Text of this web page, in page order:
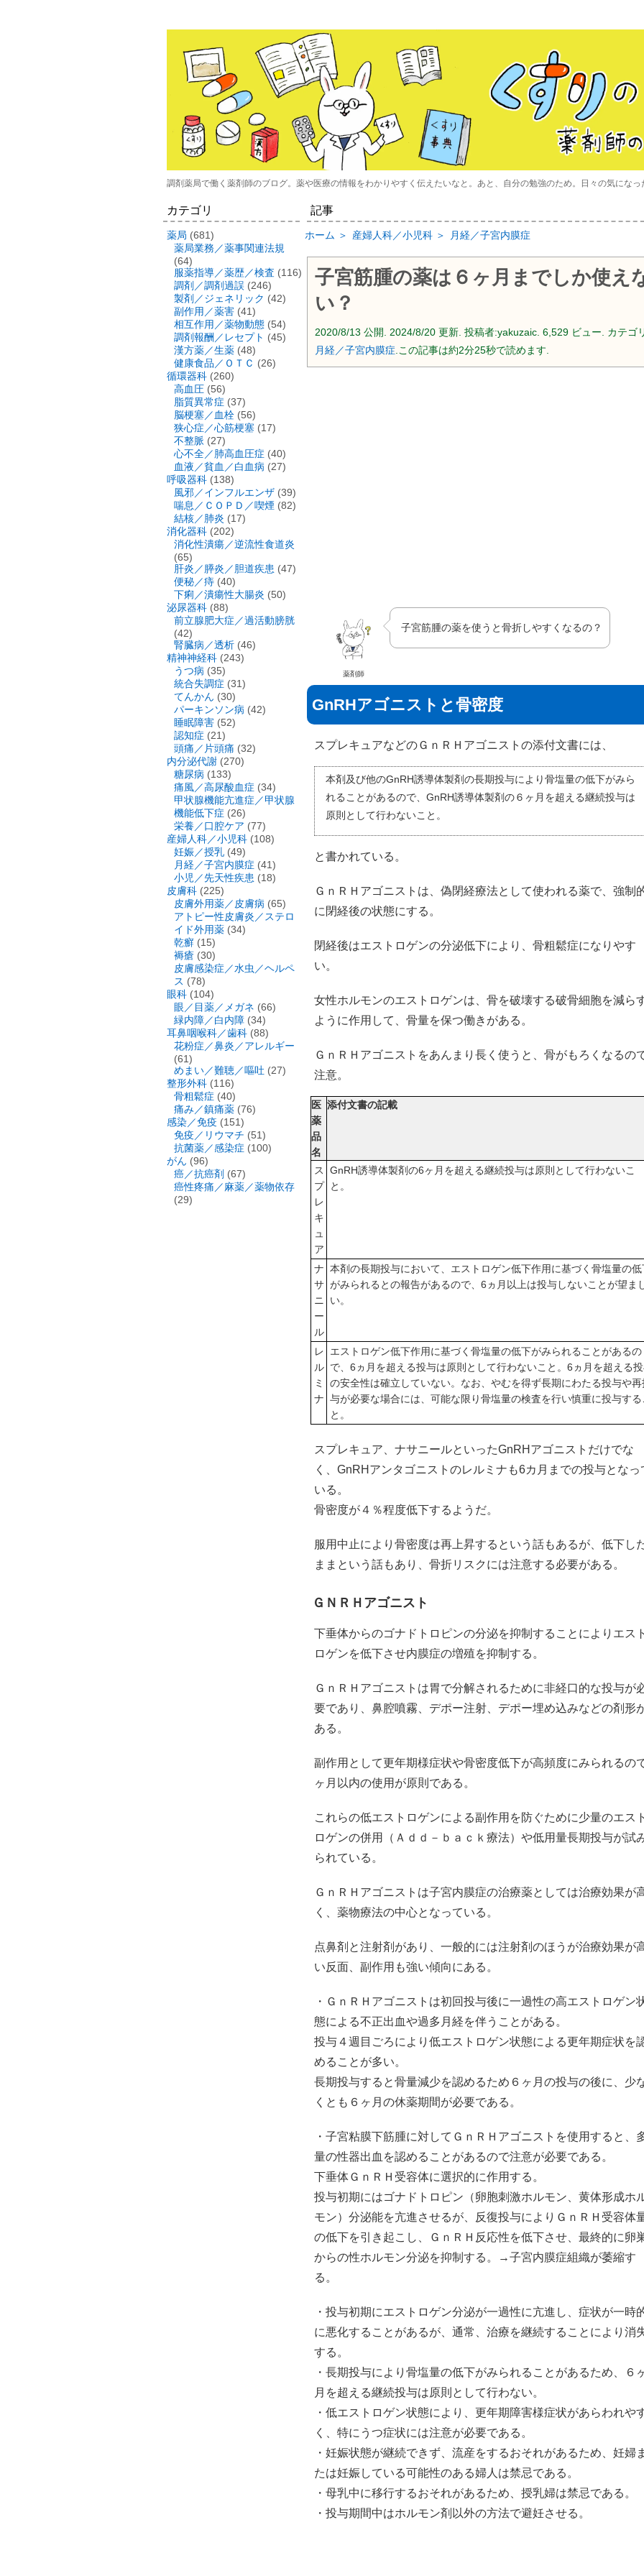
調剤薬局で働く薬剤師のブログ。薬や医療の情報をわかりやすく伝えたいなと。あと、自分の勉強のため。日々の気になっ
記事
ホーム ＞ 産婦人科／小児科 ＞ 月経／子宮内膜症
子宮筋腫の薬は６ヶ月までしか使え
い？
2020/8/13 公開. 2024/8/20 更新. 投稿者:yakuzaic. 6,529 ビュー. カテゴ
月経／子宮内膜症 .この記事は約2分25秒で読めます.
薬剤師
子宮筋腫の薬を使うと骨折しやすくなるの？
GnRHアゴニストと骨密度
スプレキュアなどのＧｎＲＨアゴニストの添付文書には、
本剤及び他のGnRH誘導体製剤の長期投与により骨塩量の低下がみら
れることがあるので、GnRH誘導体製剤の６ヶ月を超える継続投与は
原則として行わないこと。
と書かれている。
ＧｎＲＨアゴニストは、偽閉経療法として使われる薬で、強制
に閉経後の状態にする。
閉経後はエストロゲンの分泌低下により、骨粗鬆症になりやす
い。
女性ホルモンのエストロゲンは、骨を破壊する破骨細胞を減ら
ように作用して、骨量を保つ働きがある。
ＧｎＲＨアゴニストをあんまり長く使うと、骨がもろくなるの
注意。
医
薬
品
名
添付文書の記載
ス
プ
レ
キ
ュ
ア
GnRH誘導体製剤の6ヶ月を超える継続投与は原則として行わないこ
と。
ナ
サ
ニ
ー
ル
本剤の長期投与において、エストロゲン低下作用に基づく骨塩量の低
がみられるとの報告があるので、6ヵ月以上は投与しないことが望ま
い。
レ
ル
ミ
ナ
エストロゲン低下作用に基づく骨塩量の低下がみられることがあるの
で、6ヵ月を超える投与は原則として行わないこと。6ヵ月を超える
の安全性は確立していない。なお、やむを得ず長期にわたる投与や再
与が必要な場合には、可能な限り骨塩量の検査を行い慎重に投与する
と。
スプレキュア、ナサニールといったGnRHアゴニストだけでな
く、GnRHアンタゴニストのレルミナも6カ月までの投与となっ
いる。
骨密度が４％程度低下するようだ。
服用中止により骨密度は再上昇するという話もあるが、低下し
ままという話もあり、骨折リスクには注意する必要がある。
ＧＮＲＨアゴニスト
下垂体からのゴナドトロピンの分泌を抑制することによりエスト
ロゲンを低下させ内膜症の増殖を抑制する。
ＧｎＲＨアゴニストは胃で分解されるために非経口的な投与が
要であり、鼻腔噴霧、デポー注射、デポー埋め込みなどの剤形
ある。
副作用として更年期様症状や骨密度低下が高頻度にみられるの
ヶ月以内の使用が原則である。
これらの低エストロゲンによる副作用を防ぐために少量のエスト
ロゲンの併用（Ａｄｄ－ｂａｃｋ療法）や低用量長期投与が試
られている。
ＧｎＲＨアゴニストは子宮内膜症の治療薬としては治療効果が
く、薬物療法の中心となっている。
点鼻剤と注射剤があり、一般的には注射剤のほうが治療効果が
い反面、副作用も強い傾向にある。
・ＧｎＲＨアゴニストは初回投与後に一過性の高エストロゲン
態による不正出血や過多月経を伴うことがある。
投与４週目ごろにより低エストロゲン状態による更年期症状を
めることが多い。
長期投与すると骨量減少を認めるため６ヶ月の投与の後に、少
くとも６ヶ月の休薬期間が必要である。
・子宮粘膜下筋腫に対してＧｎＲＨアゴニストを使用すると、
量の性器出血を認めることがあるので注意が必要である。
下垂体ＧｎＲＨ受容体に選択的に作用する。
投与初期にはゴナドトロピン（卵胞刺激ホルモン、黄体形成ホ
モン）分泌能を亢進させるが、反復投与によりＧｎＲＨ受容体
の低下を引き起こし、ＧｎＲＨ反応性を低下させ、最終的に卵
からの性ホルモン分泌を抑制する。→子宮内膜症組織が萎縮す
る。
・投与初期にエストロゲン分泌が一過性に亢進し、症状が一時
に悪化することがあるが、通常、治療を継続することにより消
する。
・長期投与により骨塩量の低下がみられることがあるため、６
月を超える継続投与は原則として行わない。
・低エストロゲン状態により、更年期障害様症状があらわれや
く、特にうつ症状には注意が必要である。
・妊娠状態が継続できず、流産をするおそれがあるため、妊婦ま
たは妊娠している可能性のある婦人は禁忌である。
・母乳中に移行するおそれがあるため、授乳婦は禁忌である。
・投与期間中はホルモン剤以外の方法で避妊させる。
カテゴリ
薬局 (681)
薬局業務／薬事関連法規
(64)
服薬指導／薬歴／検査 (116)
調剤／調剤過誤 (246)
製剤／ジェネリック (42)
副作用／薬害 (41)
相互作用／薬物動態 (54)
調剤報酬／レセプト (45)
漢方薬／生薬 (48)
健康食品／ＯＴＣ (26)
循環器科 (260)
高血圧 (56)
脂質異常症 (37)
脳梗塞／血栓 (56)
狭心症／心筋梗塞 (17)
不整脈 (27)
心不全／肺高血圧症 (40)
血液／貧血／白血病 (27)
呼吸器科 (138)
風邪／インフルエンザ (39)
喘息／ＣＯＰＤ／喫煙 (82)
結核／肺炎 (17)
消化器科 (202)
消化性潰瘍／逆流性食道炎
(65)
肝炎／膵炎／胆道疾患 (47)
便秘／痔 (40)
下痢／潰瘍性大腸炎 (50)
泌尿器科 (88)
前立腺肥大症／過活動膀胱
(42)
腎臓病／透析 (46)
精神神経科 (243)
うつ病 (35)
統合失調症 (31)
てんかん (30)
パーキンソン病 (42)
睡眠障害 (52)
認知症 (21)
頭痛／片頭痛 (32)
内分泌代謝 (270)
糖尿病 (133)
痛風／高尿酸血症 (34)
甲状腺機能亢進症／甲状腺
機能低下症 (26)
栄養／口腔ケア (77)
産婦人科／小児科 (108)
妊娠／授乳 (49)
月経／子宮内膜症 (41)
小児／先天性疾患 (18)
皮膚科 (225)
皮膚外用薬／皮膚病 (65)
アトピー性皮膚炎／ステロ
イド外用薬 (34)
乾癬 (15)
褥瘡 (30)
皮膚感染症／水虫／ヘルペ
ス (78)
眼科 (104)
眼／目薬／メガネ (66)
緑内障／白内障 (34)
耳鼻咽喉科／歯科 (88)
花粉症／鼻炎／アレルギー
(61)
めまい／難聴／嘔吐 (27)
整形外科 (116)
骨粗鬆症 (40)
痛み／鎮痛薬 (76)
感染／免疫 (151)
免疫／リウマチ (51)
抗菌薬／感染症 (100)
がん (96)
癌／抗癌剤 (67)
癌性疼痛／麻薬／薬物依存
(29)